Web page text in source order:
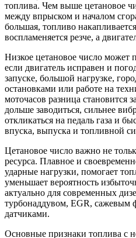
топлива. Чем выше цетановое
между впрыском и началом
большая, топливо
воспламеняется резче, а
Низкое цетановое число может
если двигатель исправен и
запуске, большой нагрузке,
остановками или работе на
моточасов разница становится
дольше заводиться, сильнее
откликаться на педаль газа и
впуска, выпуска и топливной
Цетановое число важно не
ресурса. Плавное и
ударные нагрузки, помогает
уменьшает вероятность
актуально для современных
турбонаддувом, EGR, сажевым
датчиками.
Основные признаки топлива с